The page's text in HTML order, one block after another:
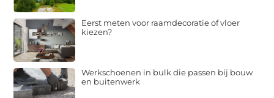
Eerst meten voor raamdecoratie of vloer
kiezen?
Werkschoenen in bulk die passen bij bouw
en buitenwerk